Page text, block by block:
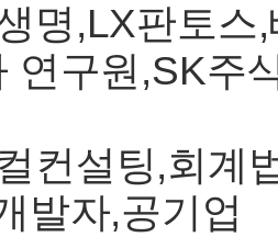
명,LX판토
연구원,SK주
컨설팅,회계
발자,공기업